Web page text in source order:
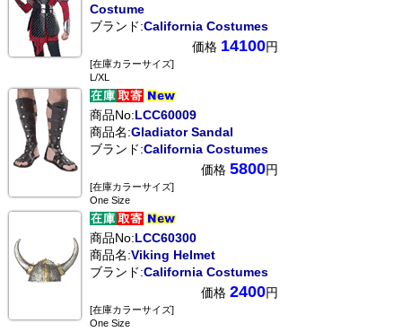
Costume
ブランド:California Costumes
価格 14100円
[在庫カラーサイズ]
L/XL
商品No:LCC60009
商品名:Gladiator Sandal
ブランド:California Costumes
価格 5800円
[在庫カラーサイズ]
One Size
商品No:LCC60300
商品名:Viking Helmet
ブランド:California Costumes
価格 2400円
[在庫カラーサイズ]
One Size